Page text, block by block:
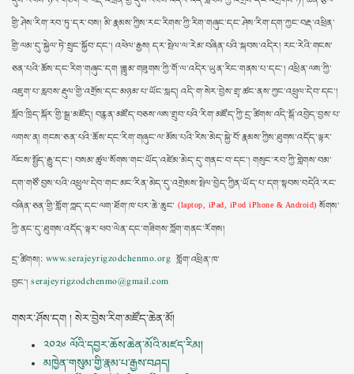
གྱི་ཤེས་རིག་རབ་ཏུ་དར་བས། མི་རྣམས་ཀྱིས་རང་རིགས་ཀྱི་རིག་གཞུང་དང་ཤེས་རིག་དག་ཀྱང་བརྡ་འཕྲིན་
གྱི་ལམ་དུ་སྐྱེལ་ཏེ་སྲུང་སྐྱོབ་དང་། འཕེལ་རྒྱས། དར་སྤེལ་ལ་རེམ་བཞིན་པའི་སྐབས་འདིར། རང་རེའི་གངས་
ཅན་པའི་ཆོས་དང་རིག་གཞུང་དག །ཟླུམ་གཟུགས་ཀྱི་གོ་ལ་འདིར་ཡུན་རིང་གནས་པ་དང་། འཕྲིན་ལས་ཀྱི་
འཇུག་པ་རླབས་རྡུལ་གྱི་འགྲོས་དང་མཉམ་པ་ཡོང་སླད། འདི་ག་སེར་བྱེས་གྲྭ་ཚང་ནས་ཀྱང་འཕྲུལ་དེབ་དང་།
སློབ་ཁྲིད་སྐོར་གྱི་སྒྲ་མཛོད། བརྙན་མཛོད་བཅས་ལས་གྲུབ་པའི་རིག་མཛོད་ཀྱི་དྲ་ཚིགས་འདི་སྒོ་འབྱེད་བྱས་པ་
ལགས་ན། གངས་ཅན་པའི་ཆོས་དང་རིག་གཞུང་ལ་མོས་པའི་རིས་མེད་སྐྱེ་བོ་རྣམས་ཀྱིས་ཐུགས་འདོད་ལྟར་
ལོངས་སྤྱོད་རྒྱུ་དང་། བསམ་ཚུལ་སོགས་གང་ཡོད་འཛེམ་མེད་དུ་གནང་བ་དང་། གསུང་རབ་ཀྱི་གླེགས་བམ་
དག་གཙོ་བྱས་པའི་འཕྲུལ་དེབ་གང་མང་རིན་མེད་དུ་འགྲེམས་སྤེལ་བྱེད་ཀྱིན་ཡོད་པ་དག་སྟབས་བདེའི་རང་
བཞིན་ཅན་གྱི་གློག་ཀླད་དང་ལག་ཐོག་ཁ་པར་ཆེ་ཆུང་(laptop, iPad, iPod iPhone & Android)སོགས་
ཀྱི་ནང་དུ་ཐུགས་འདོད་ལྟར་ཕབ་ལེན་དང་གཟིགས་ཀློག་གནང་རོགས།
དྲ་ཚིགས།: www.serajeyrigzodchenmo.org གློག་འཕྲིན་ཁ་
བྱང་།serajeyrigzodchenmo@gmail.com
གསར་ཤོས་དག ། སེར་བྱེས་རིག་མཛོད་ཆེན་མོ།
༢༠༢༦ ལོའི་དབྱར་ཆོས་ཆེན་མོའི་མཛད་རིམ།
མཁྱེན་གསུམ་གྱི་རྣམ་པ་རྒྱས་བཤད།